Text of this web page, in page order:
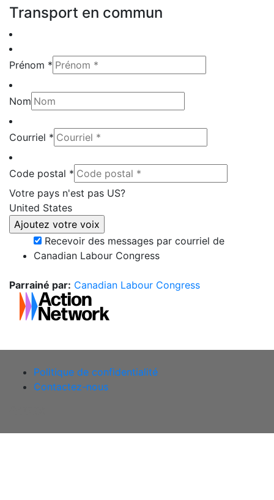
Transport en commun
Prénom *
Nom
Courriel *
Code postal *
Votre pays n'est pas US?
United States
Recevoir des messages par courriel de
Canadian Labour Congress
Parrainé par: Canadian Labour Congress
Politique de confidentialité
Contactez-nous